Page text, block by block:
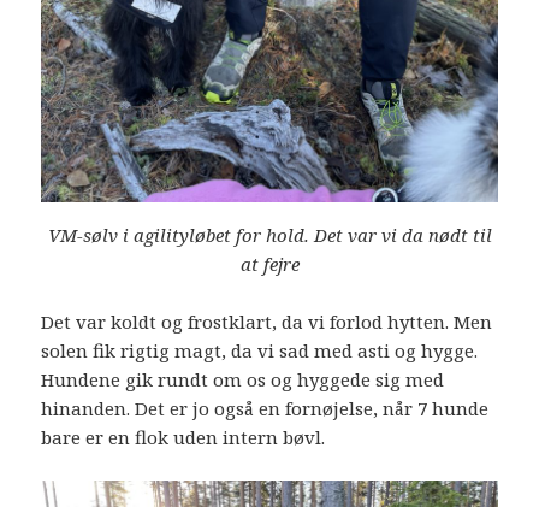
VM-sølv i agilityløbet for hold. Det var vi da nødt til
at fejre
Det var koldt og frostklart, da vi forlod hytten. Men
solen fik rigtig magt, da vi sad med asti og hygge.
Hundene gik rundt om os og hyggede sig med
hinanden. Det er jo også en fornøjelse, når 7 hunde
bare er en flok uden intern bøvl.